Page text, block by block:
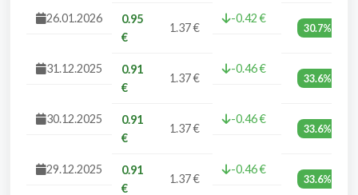
26.01.2026
0.95
€
1.37 €
-0.42 €
30.7%
31.12.2025
0.91
€
1.37 €
-0.46 €
33.6%
30.12.2025
0.91
€
1.37 €
-0.46 €
33.6%
29.12.2025
0.91
€
1.37 €
-0.46 €
33.6%